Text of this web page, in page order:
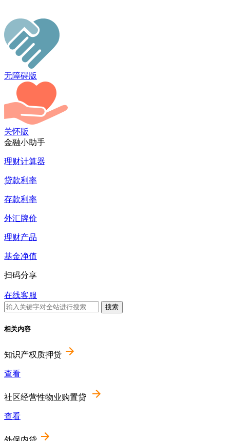
无障碍版
关怀版
金融小助手
理财计算器
贷款利率
存款利率
外汇牌价
理财产品
基金净值
扫码分享
在线客服
相关内容
知识产权质押贷
查看
社区经营性物业购置贷
查看